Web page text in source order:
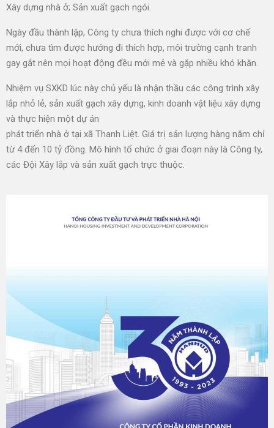
Xây dựng nhà ở; Sản xuất gạch ngói.
Ngày đầu thành lập, Công ty chưa thích nghi được với cơ chế
mới, chưa tìm được hướng đi thích hợp, môi trường cạnh tranh
gay gắt nên mọi hoạt động đều mới mẻ và gặp nhiều khó khăn.
Nhiệm vụ SXKD lúc này chủ yếu là nhận thầu các công trình xây
lắp nhỏ lẻ, sản xuất gạch xây dựng, kinh doanh vật liệu xây dựng
và thực hiện một dự án
phát triển nhà ở tại xã Thanh Liệt. Giá trị sản lượng hàng năm chỉ
từ 4 đến 10 tỷ đồng. Mô hình tổ chức ở giai đoạn này là Công ty,
các Đội Xây lắp và sản xuất gạch trực thuộc.